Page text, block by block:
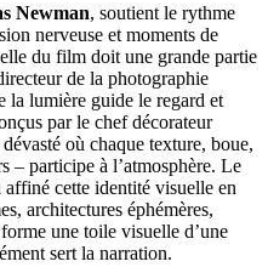
Newman, soutient le rythme
nerveuse et moments de
du film doit une grande partie
de la photographie
la lumière guide le regard et
par le chef décorateur
où chaque texture, boue,
– participe à l’atmosphère. Le
affiné cette identité visuelle en
architectures éphémères,
une toile visuelle d’une
sert la narration.